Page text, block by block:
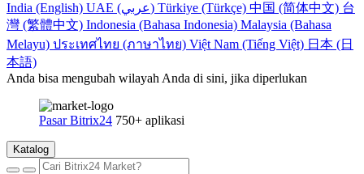
India (English)
UAE (عربي) Türkiye (Türkçe) 中国 (简体中文) 台
灣 (繁體中文) Indonesia (Bahasa Indonesia) Malaysia (Bahasa
Melayu) ประเทศไทย (ภาษาไทย) Việt Nam (Tiếng Việt) 日本 (日
本語)
Anda bisa mengubah wilayah Anda di sini, jika diperlukan
Pasar Bitrix24 750+ aplikasi
Katalog